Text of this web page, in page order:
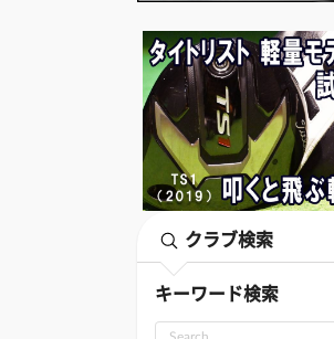
クラブ検索
キーワード検索